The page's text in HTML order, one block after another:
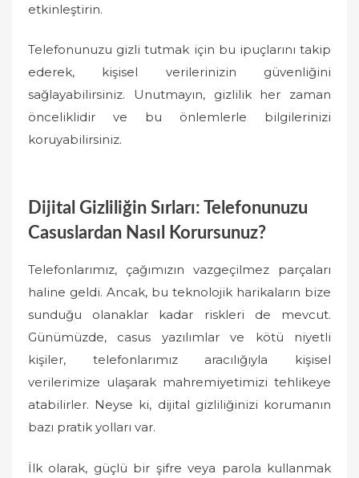
etkinleştirin.
Telefonunuzu gizli tutmak için bu ipuçlarını takip
ederek, kişisel verilerinizin güvenliğini
sağlayabilirsiniz. Unutmayın, gizlilik her zaman
önceliklidir ve bu önlemlerle bilgilerinizi
koruyabilirsiniz.
Dijital Gizliliğin Sırları: Telefonunuzu
Casuslardan Nasıl Korursunuz?
Telefonlarımız, çağımızın vazgeçilmez parçaları
haline geldi. Ancak, bu teknolojik harikaların bize
sunduğu olanaklar kadar riskleri de mevcut.
Günümüzde, casus yazılımlar ve kötü niyetli
kişiler, telefonlarımız aracılığıyla kişisel
verilerimize ulaşarak mahremiyetimizi tehlikeye
atabilirler. Neyse ki, dijital gizliliğinizi korumanın
bazı pratik yolları var.
İlk olarak, güçlü bir şifre veya parola kullanmak